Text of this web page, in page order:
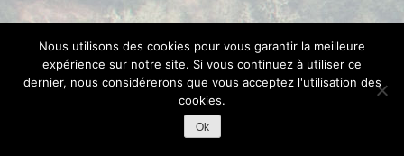
Nous utilisons des cookies pour vous garantir la meilleure
expérience sur notre site. Si vous continuez à utiliser ce
dernier, nous considérerons que vous acceptez l'utilisation des
cookies.
Ok